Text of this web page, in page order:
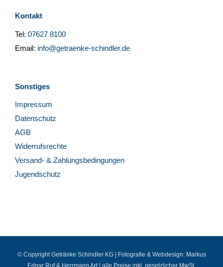
Kontakt
Tel: 07627 8100
Email: info@getraenke-schindler.de
Sonstiges
Impressum
Datenschutz
AGB
Widerrufsrechte
Versand- & Zahlungsbedingungen
Jugendschutz
© Copyright Getränke Schindler KG | Fotografie & Webdesign: Markus
Edgar Ruf& Herrmann Art| alle Preise inkl. gesetzlicher MwSt.